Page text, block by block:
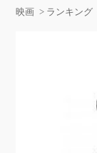
映画 ランキング